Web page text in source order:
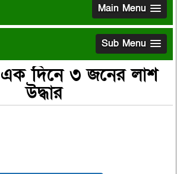
Main Menu
Sub Menu
দিনে ৩ জনের লাশ
উদ্ধার